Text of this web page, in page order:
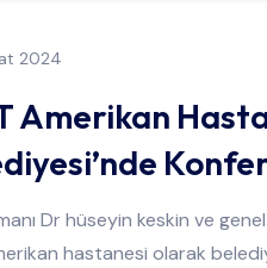
2024
Amerikan
Dr hüseyin keskin ve
hastanesi olarak